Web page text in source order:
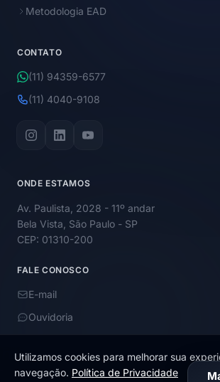
Metodologia EAD
CONTATO
(11) 94359-6577
(11) 4040-9108
ONDE ESTAMOS
Av. Paulista, 2028 - 11º andar
Bela Vista, São Paulo - SP
CEP: 01310-200
FALE CONOSCO
E-mail
Ouvidoria
Utilizamos cookies para melhorar sua
navegação. Política de Privacidade